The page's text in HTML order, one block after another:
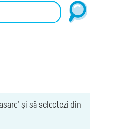
și să selectezi din